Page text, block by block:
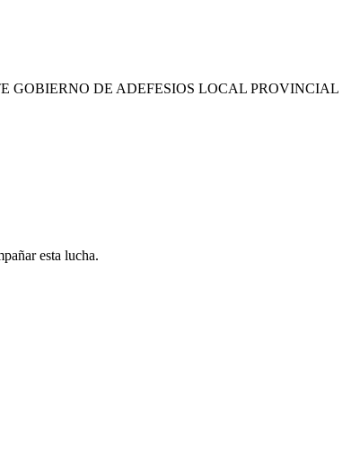
GOBIERNO DE ADEFESIOS LOCAL PROVINCIAL
esta lucha.